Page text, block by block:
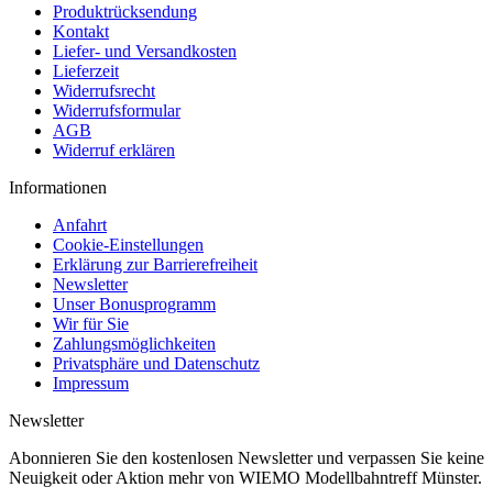
Produktrücksendung
Kontakt
Liefer- und Versandkosten
Lieferzeit
Widerrufsrecht
Widerrufsformular
AGB
Widerruf erklären
Informationen
Anfahrt
Cookie-Einstellungen
Erklärung zur Barrierefreiheit
Newsletter
Unser Bonusprogramm
Wir für Sie
Zahlungsmöglichkeiten
Privatsphäre und Datenschutz
Impressum
Newsletter
Abonnieren Sie den kostenlosen Newsletter und verpassen Sie keine
Neuigkeit oder Aktion mehr von WIEMO Modellbahntreff Münster.